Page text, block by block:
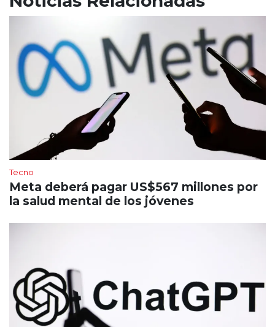
Tecno
Meta deberá pagar US$567 millones por
la salud mental de los jóvenes